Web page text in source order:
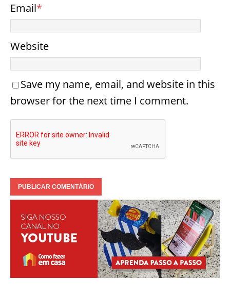
Email*
Website
Save my name, email, and website in this
browser for the next time I comment.